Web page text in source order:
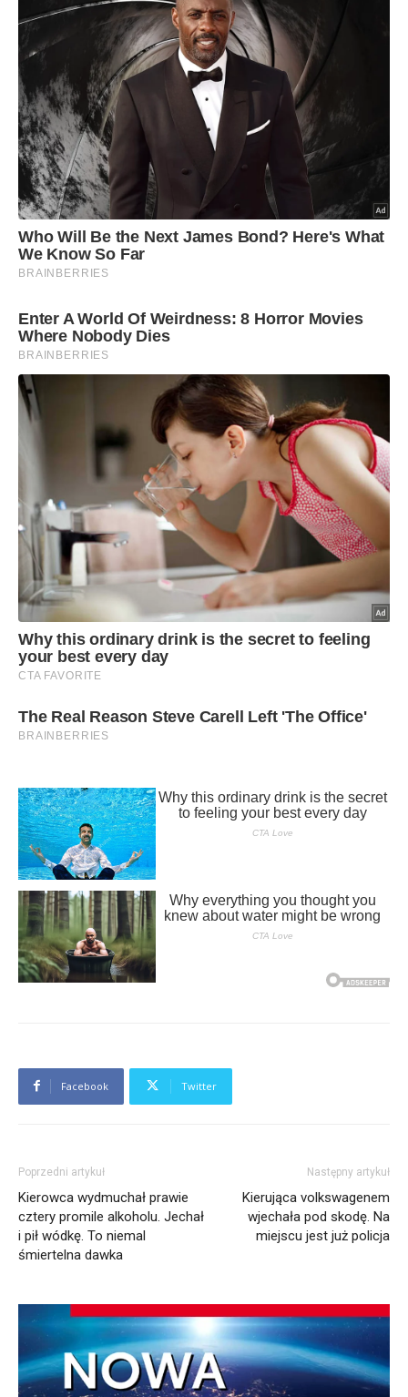
Facebook Twitter
Poprzedni artykuł
Kierowca wydmuchał prawie
cztery promile alkoholu. Jechał
i pił wódkę. To niemal
śmiertelna dawka
Następny artykuł
Kierująca volkswagenem
wjechała pod skodę. Na
miejscu jest już policja